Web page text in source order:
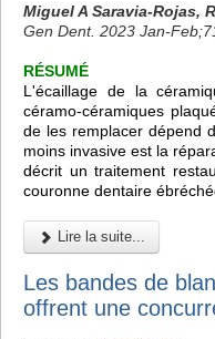
Miguel A Saravia-Rojas,
Gen Dent. 2023 Jan-
RÉSUMÉ
L'écaillage de la
céramo-céramiques
de les remplacer dépend
moins invasive est la
décrit un traitement
couronne dentaire
Lire la suite...
Les bandes de
offrent une